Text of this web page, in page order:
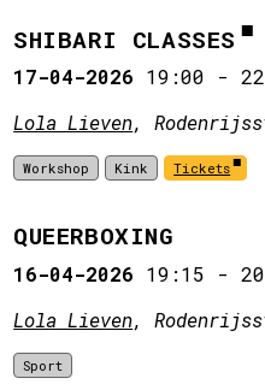
SHIBARI CLASSES
17-04-2026 19:00 -
Lola Lieven,
Workshop Kink Tickets
QUEERBOXING
16-04-2026 19:15 -
Lola Lieven,
Sport